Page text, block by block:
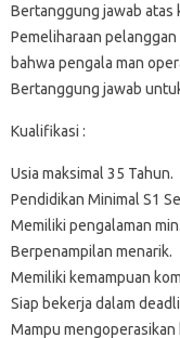
Bertanggung jawab atas
Pemeliharaan
bahwa pengala man
Bertanggung jawab
Kualifikasi :
Usia maksimal 35 Tahun.
Pendidikan Minimal S1
Memiliki pengalaman
Berpenampilan menarik.
Memiliki kemampuan
Siap bekerja dalam
Mampu